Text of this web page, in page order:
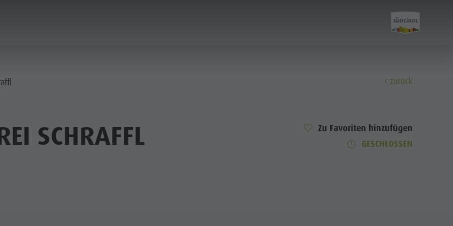
zurück
SCHRAFFL
Zu Favoriten hinzufügen
GESCHLOSSEN